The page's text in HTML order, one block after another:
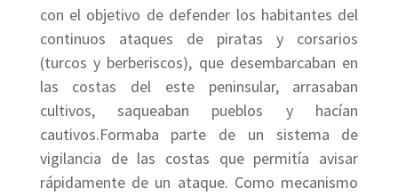
con el objetivo de defender los habitantes del
continuos ataques de piratas y corsarios
(turcos y berberiscos), que desembarcaban en
las costas del este peninsular, arrasaban
cultivos, saqueaban pueblos y hacían
cautivos.Formaba parte de un sistema de
vigilancia de las costas que permitía avisar
rápidamente de un ataque. Como mecanismo